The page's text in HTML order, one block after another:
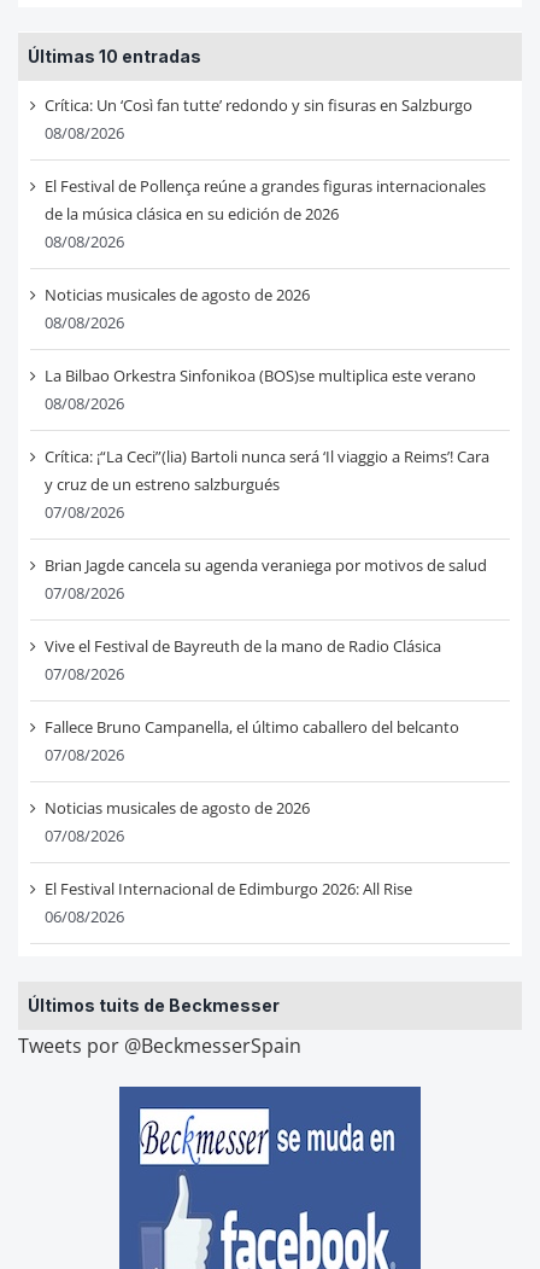
Últimas 10 entradas
Crítica: Un ‘Così fan tutte’ redondo y sin fisuras en Salzburgo
08/08/2026
El Festival de Pollença reúne a grandes figuras internacionales
de la música clásica en su edición de 2026
08/08/2026
Noticias musicales de agosto de 2026
08/08/2026
La Bilbao Orkestra Sinfonikoa (BOS)se multiplica este verano
08/08/2026
Crítica: ¡“La Ceci”(lia) Bartoli nunca será ‘Il viaggio a Reims’! Cara
y cruz de un estreno salzburgués
07/08/2026
Brian Jagde cancela su agenda veraniega por motivos de salud
07/08/2026
Vive el Festival de Bayreuth de la mano de Radio Clásica
07/08/2026
Fallece Bruno Campanella, el último caballero del belcanto
07/08/2026
Noticias musicales de agosto de 2026
07/08/2026
El Festival Internacional de Edimburgo 2026: All Rise
06/08/2026
Últimos tuits de Beckmesser
Tweets por @BeckmesserSpain